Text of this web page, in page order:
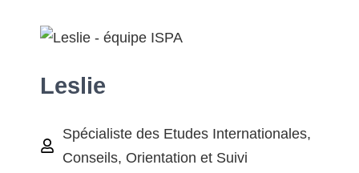
Leslie
Spécialiste des Etudes Internationales,
Conseils, Orientation et Suivi